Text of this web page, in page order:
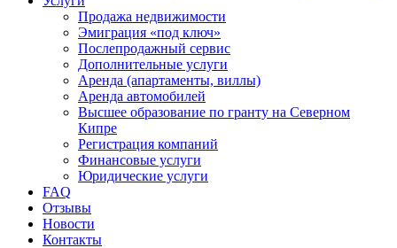
Продажа недвижимости
Эмиграция «под ключ»
Послепродажный сервис
Дополнительные услуги
Аренда (апартаменты, виллы)
Аренда автомобилей
Высшее образование по гранту на Северном
Кипре
Регистрация компаний
Финансовые услуги
Юридические услуги
FAQ
Отзывы
Новости
Контакты